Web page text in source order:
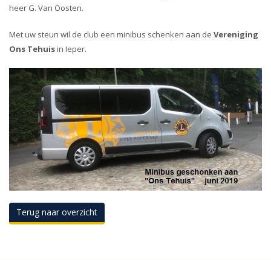
heer G. Van Oosten.
Met uw steun wil de club een minibus schenken aan de Vereniging
Ons Tehuisin Ieper.
Terug naar overzicht